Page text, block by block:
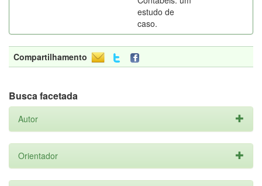
estudo de
caso.
Compartilhamento
Busca facetada
Autor
Orientador